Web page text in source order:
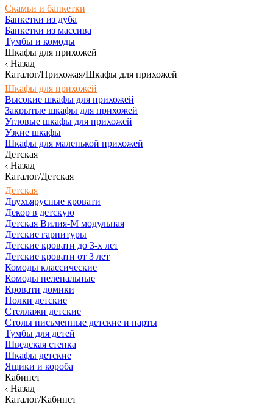
Скамьи и банкетки
Банкетки из дуба
Банкетки из массива
Тумбы и комоды
Шкафы для прихожей
Назад
Каталог/Прихожая/Шкафы для прихожей
Шкафы для прихожей
Высокие шкафы для прихожей
Закрытые шкафы для прихожей
Угловые шкафы для прихожей
Узкие шкафы
Шкафы для маленькой прихожей
Детская
Назад
Каталог/Детская
Детская
Двухъярусные кровати
Декор в детскую
Детская Вилия-М модульная
Детские гарнитуры
Детские кровати до 3-х лет
Детские кровати от 3 лет
Комоды классические
Комоды пеленальные
Кровати домики
Полки детские
Стеллажи детские
Столы письменные детские и парты
Тумбы для детей
Шведская стенка
Шкафы детские
Ящики и короба
Кабинет
Назад
Каталог/Кабинет